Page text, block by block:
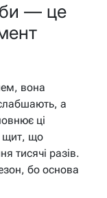
— це
вона
а
ці
щит, що
тисячі разів.
бо основа